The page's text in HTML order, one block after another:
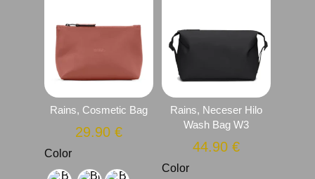
Rains, Cosmetic Bag
29.90 €
Color
Rains, Neceser Hilo
Wash Bag W3
44.90€
Color